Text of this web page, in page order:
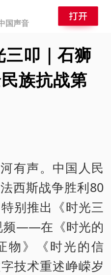
国声音
三叩｜石狮
族抗战第
有声。中国人民
西斯战争胜利80
别推出《时光三
频——在《时光的
物》《时光的信
技术重述峥嵘岁